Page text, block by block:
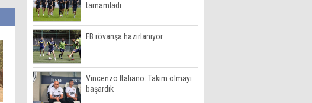
tamamladı
FB rövanşa hazırlanıyor
Vincenzo Italiano: Takım olmayı
başardık